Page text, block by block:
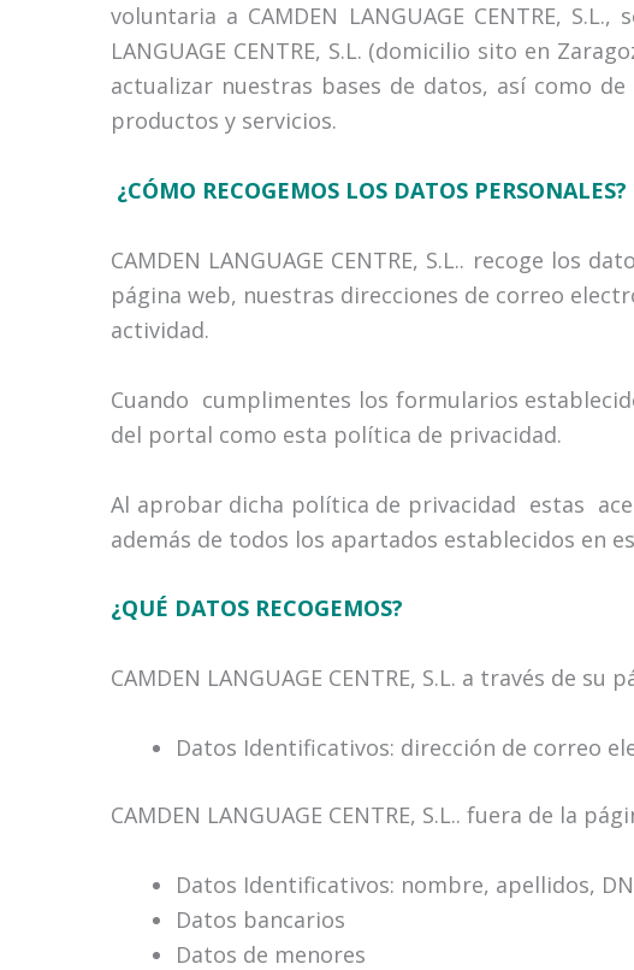
voluntaria a CAMDEN LANGUAGE CENTRE,
LANGUAGE CENTRE, S.L. (domicilio sito en
actualizar nuestras bases de datos, así como
productos y servicios.
¿CÓMO RECOGEMOS LOS DATOS PERSONALES?
CAMDEN LANGUAGE CENTRE, S.L.. recoge
página web, nuestras direcciones de correo
actividad.
Cuando cumplimentes los formularios
del portal como esta política de privacidad.
Al aprobar dicha política de privacidad estas
además de todos los apartados establecidos en
¿QUÉ DATOS RECOGEMOS?
CAMDEN LANGUAGE CENTRE, S.L. a través de
Datos Identificativos: dirección de correo
CAMDEN LANGUAGE CENTRE, S.L.. fuera de la
Datos Identificativos: nombre, apellidos,
Datos bancarios
Datos de menores